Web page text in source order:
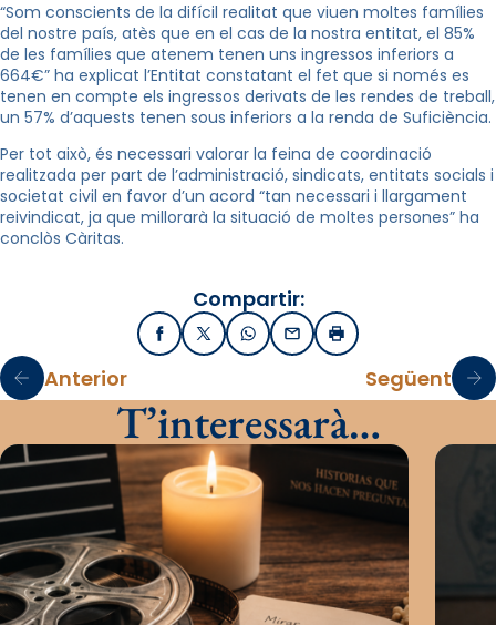
“Som conscients de la difícil realitat que viuen moltes famílies
del nostre país, atès que en el cas de la nostra entitat, el 85%
de les famílies que atenem tenen uns ingressos inferiors a
664€” ha explicat l’Entitat constatant el fet que si només es
tenen en compte els ingressos derivats de les rendes de treball,
un 57% d’aquests tenen sous inferiors a la renda de Suficiència.
Per tot això, és necessari valorar la feina de coordinació
realitzada per part de l’administració, sindicats, entitats socials i
societat civil en favor d’un acord “tan necessari i llargament
reivindicat, ja que millorarà la situació de moltes persones” ha
conclòs Càritas.
Compartir:
FacebookX / TwitterWhatsApp
EmailImprimir
Anterior Següent
T’interessarà…